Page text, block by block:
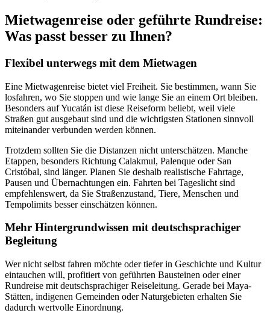
Mietwagenreise oder geführte Rundreise:
Was passt besser zu Ihnen?
Flexibel unterwegs mit dem Mietwagen
Eine Mietwagenreise bietet viel Freiheit. Sie bestimmen, wann Sie
losfahren, wo Sie stoppen und wie lange Sie an einem Ort bleiben.
Besonders auf Yucatán ist diese Reiseform beliebt, weil viele
Straßen gut ausgebaut sind und die wichtigsten Stationen sinnvoll
miteinander verbunden werden können.
Trotzdem sollten Sie die Distanzen nicht unterschätzen. Manche
Etappen, besonders Richtung Calakmul, Palenque oder San
Cristóbal, sind länger. Planen Sie deshalb realistische Fahrtage,
Pausen und Übernachtungen ein. Fahrten bei Tageslicht sind
empfehlenswert, da Sie Straßenzustand, Tiere, Menschen und
Tempolimits besser einschätzen können.
Mehr Hintergrundwissen mit deutschsprachiger
Begleitung
Wer nicht selbst fahren möchte oder tiefer in Geschichte und Kultur
eintauchen will, profitiert von geführten Bausteinen oder einer
Rundreise mit deutschsprachiger Reiseleitung. Gerade bei Maya-
Stätten, indigenen Gemeinden oder Naturgebieten erhalten Sie
dadurch wertvolle Einordnung.